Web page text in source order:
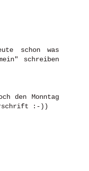
schon was
schreiben
den Monntag
:-))